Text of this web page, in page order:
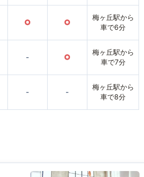
○ ○
梅ヶ丘駅から
車で6分
- ○
梅ヶ丘駅から
車で7分
- -
梅ヶ丘駅から
車で8分